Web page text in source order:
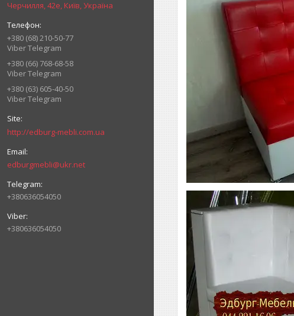
Черчилля, 42е, Київ, Україна
+380 (68) 210-50-77
Viber Telegram
+380 (66) 768-68-58
Viber Telegram
+380 (63) 605-40-50
Viber Telegram
http://edburg-mebli.com.ua
edburgmebli@ukr.net
+380636054050
+380636054050